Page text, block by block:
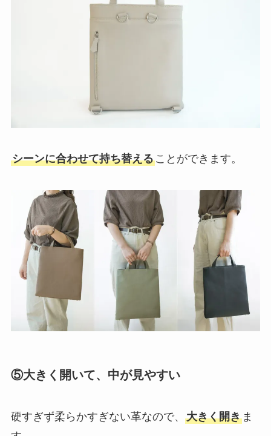
シーンに合わせて持ち替えることができます。
⑤大きく開いて、中が見やすい
硬すぎず柔らかすぎない革なので、 大きく開きま